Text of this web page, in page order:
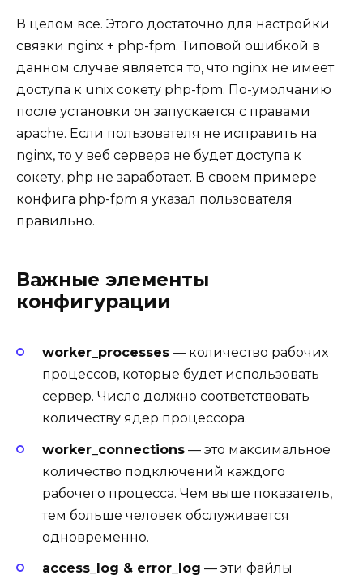
В целом все. Этого достаточно для настройки
связки nginx + php-fpm. Типовой ошибкой в
данном случае является то, что nginx не имеет
доступа к unix сокету php-fpm. По-умолчанию
после установки он запускается с правами
apache. Если пользователя не исправить на
nginx, то у веб сервера не будет доступа к
сокету, php не заработает. В своем примере
конфига php-fpm я указал пользователя
правильно.
Важные элементы
конфигурации
worker_processes — количество рабочих
процессов, которые будет использовать
сервер. Число должно соответствовать
количеству ядер процессора.
worker_connections — это максимальное
количество подключений каждого
рабочего процесса. Чем выше показатель,
тем больше человек обслуживается
одновременно.
access_log & error_log — эти файлы